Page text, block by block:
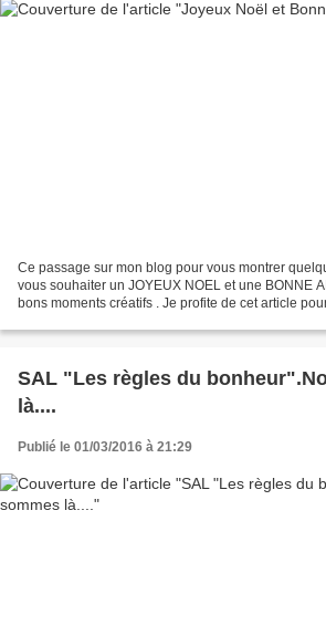
Ce passage sur mon blog pour vous montrer
vous souhaiter un JOYEUX NOEL et une BONNE
bons moments créatifs . Je profite de cet article pour partager avec
SAL "Les règles du
là....
Publié le 01/03/2016 à 21:29